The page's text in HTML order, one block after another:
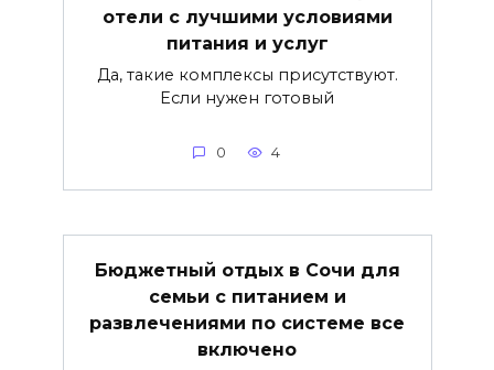
отели с лучшими условиями
питания и услуг
Да, такие комплексы присутствуют.
Если нужен готовый
0 4
Бюджетный отдых в Сочи для
семьи с питанием и
развлечениями по системе все
включено